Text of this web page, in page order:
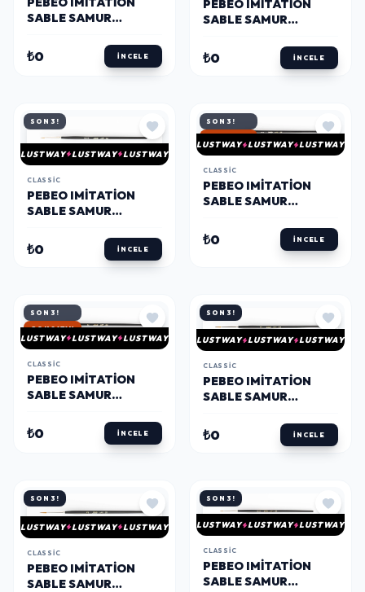
SABLE SAMUR
FIRÇA NO: 5
₺0 İNCELE
PEBEO IMITATION
SABLE SAMUR
FIRÇA NO: 6
₺0 İNCELE
SON 3!
LUSTWAY LUSTWAY LUSTWAY
CLASSIC
PEBEO IMITATION
SABLE SAMUR
FIRÇA NO: 000
₺0 İNCELE
SON 3!
LUSTWAY LUSTWAY LUSTWAY
CLASSIC
PEBEO IMITATION
SABLE SAMUR
FIRÇA NO: 00
₺0 İNCELE
SON 3!
HIZLI KARGO
LUSTWAY LUSTWAY LUSTWAY
CLASSIC
PEBEO IMITATION
SABLE SAMUR
FIRÇA NO: 0
₺0 İNCELE
SON 3!
LUSTWAY LUSTWAY LUSTWAY
CLASSIC
PEBEO IMITATION
SABLE SAMUR
FIRÇA NO: 1
₺0 İNCELE
SON 3!
LUSTWAY LUSTWAY LUSTWAY
CLASSIC
PEBEO IMITATION
SABLE SAMUR
SON 3!
LUSTWAY LUSTWAY LUSTWAY
CLASSIC
PEBEO IMITATION
SABLE SAMUR